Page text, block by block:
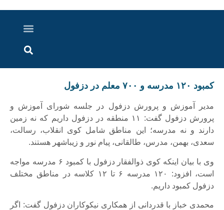
کمبود ۱۲۰ مدرسه و ۷۰۰ معلم در دزفول
مدیر آموزش و پرورش دزفول در جلسه شورای آموزش و
پرورش دزفول گفت: ۱۱ منطقه در دزفول داریم که نه زمین
دارند و نه مدرسه؛ این مناطق شامل کوی انقلاب، رسالت،
سعدی، بهمن، مدرس، طالقانی، پیام نور و زیباشهر هستند.
وی با بیان اینکه کوی ذوالفقار دزفول با کمبود ۶ مدرسه مواجه
است، افزود: ۱۲۰ مدرسه ۶ تا ۱۲ کلاسه در مناطق مختلف
دزفول کمبود داریم.
محمدی خباز با قدردانی از همکاری نیکوکاران دزفول گفت: اگر